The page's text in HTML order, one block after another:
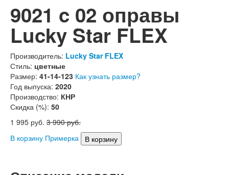
9021 c 02 оправы
Lucky Star FLEX
Производитель: Lucky Star FLEX
Стиль: цветные
Размер: 41-14-123 Как узнать размер?
Год выпуска: 2020
Производство: КНР
Скидка (%): 50
1 995 руб. 3 990руб.
В корзину Примерка